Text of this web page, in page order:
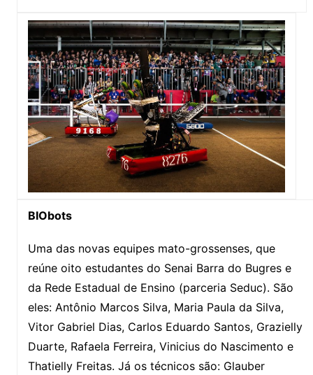
BIObots
Uma das novas equipes mato-grossenses, que
reúne oito estudantes do Senai Barra do Bugres e
da Rede Estadual de Ensino (parceria Seduc). São
eles: Antônio Marcos Silva, Maria Paula da Silva,
Vitor Gabriel Dias, Carlos Eduardo Santos, Grazielly
Duarte, Rafaela Ferreira, Vinicius do Nascimento e
Thatielly Freitas. Já os técnicos são: Glauber